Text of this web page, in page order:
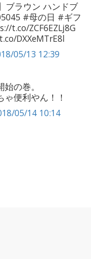
ブラウン ハンドブ
#母の日 #ギフ
t.co/ZCF6EZLj8G
DXXeMTrE8l
05/13 12:39
の巻。
便利やん！！
05/14 10:14